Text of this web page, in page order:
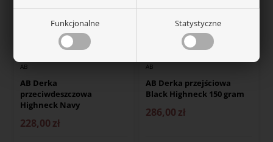
Funkcjonalne Statystyczne
AB
AB Derka
przeciwdeszczowa
Highneck Navy
228,00 zł
AB
AB Derka przejściowa
Black Highneck 150 gram
286,00 zł